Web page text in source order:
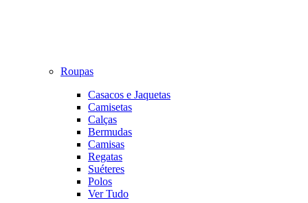
Roupas
Casacos e Jaquetas
Camisetas
Calças
Bermudas
Camisas
Regatas
Suéteres
Polos
Ver Tudo